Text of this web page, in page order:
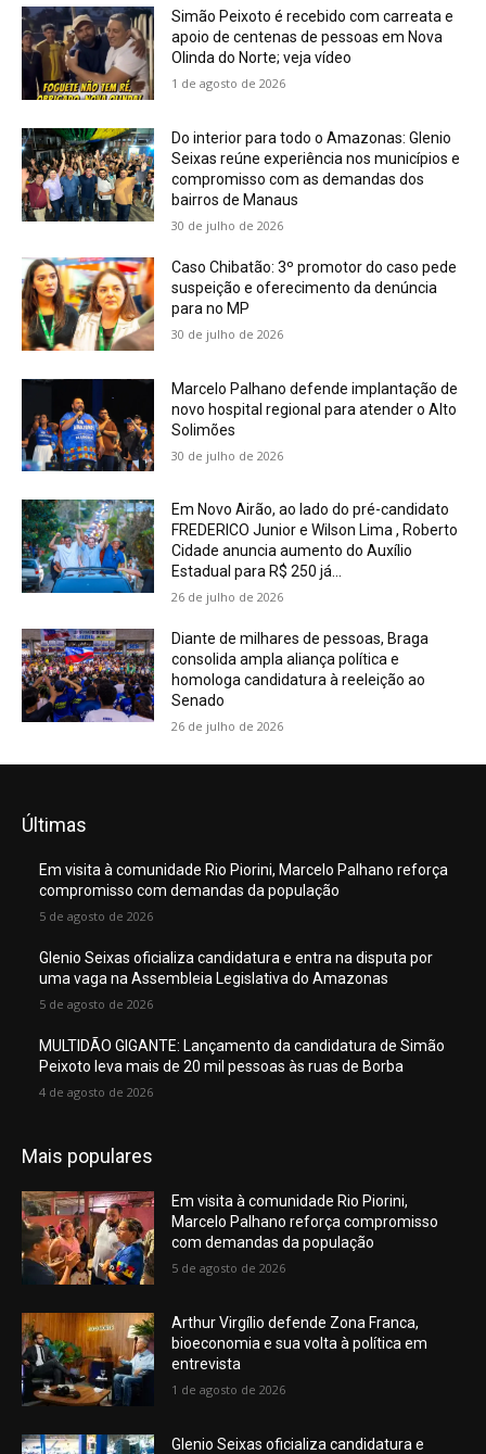
Simão Peixoto é recebido com carreata e
apoio de centenas de pessoas em Nova
Olinda do Norte; veja vídeo
1 de agosto de 2026
Do interior para todo o Amazonas: Glenio
Seixas reúne experiência nos municípios e
compromisso com as demandas dos
bairros de Manaus
30 de julho de 2026
Caso Chibatão: 3º promotor do caso pede
suspeição e oferecimento da denúncia
para no MP
30 de julho de 2026
Marcelo Palhano defende implantação de
novo hospital regional para atender o Alto
Solimões
30 de julho de 2026
Em Novo Airão, ao lado do pré-candidato
FREDERICO Junior e Wilson Lima , Roberto
Cidade anuncia aumento do Auxílio
Estadual para R$ 250 já...
26 de julho de 2026
Diante de milhares de pessoas, Braga
consolida ampla aliança política e
homologa candidatura à reeleição ao
Senado
26 de julho de 2026
Últimas
Em visita à comunidade Rio Piorini, Marcelo Palhano reforça
compromisso com demandas da população
5 de agosto de 2026
Glenio Seixas oficializa candidatura e entra na disputa por
uma vaga na Assembleia Legislativa do Amazonas
5 de agosto de 2026
MULTIDÃO GIGANTE: Lançamento da candidatura de Simão
Peixoto leva mais de 20 mil pessoas às ruas de Borba
4 de agosto de 2026
Mais populares
Em visita à comunidade Rio Piorini,
Marcelo Palhano reforça compromisso
com demandas da população
5 de agosto de 2026
Arthur Virgílio defende Zona Franca,
bioeconomia e sua volta à política em
entrevista
1 de agosto de 2026
Glenio Seixas oficializa candidatura e